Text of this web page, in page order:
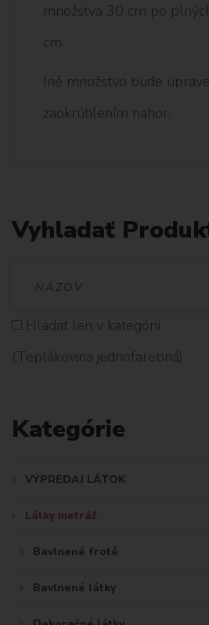
množstva 30 cm po
cm.
Iné množstvo bude
zaokrúhlením nahor.
Vyhladať
D
Hladať len v kategórií
(Teplákovina jednofarebná)
Kategórie
VÝPREDAJ LÁTOK
Látky metráž
Bavlnené froté
Bavlnené látky